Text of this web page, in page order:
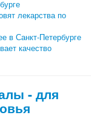
лекарства по
в Санкт-Петербурге
качество
- для